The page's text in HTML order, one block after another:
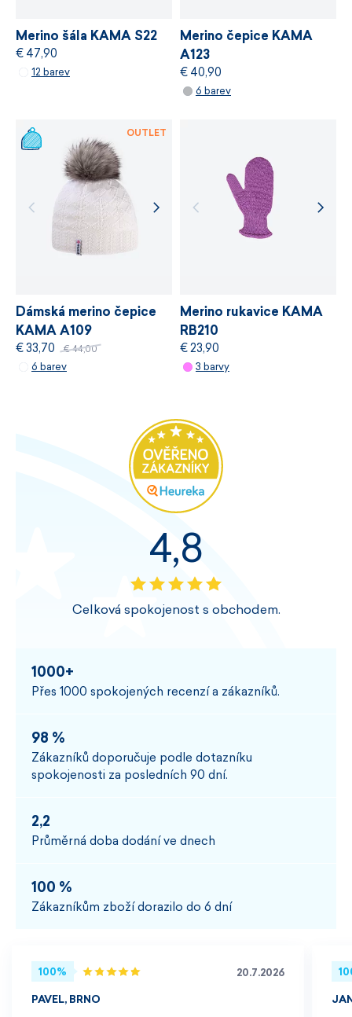
Jednobarevné prstové rukavice z jemné pleteniny.
Materiál Schoeller:
50 % merino vlna, 50 % akryl.
Dobře se přizpůsobují tvaru ruky.
Certifikace bluesign® APPROVED.
Snadná údržba.
Vyrobeno v České republice.
Velikosti S, M, L.
Merino šála KAMA S22
€ 47,90
12 barev
Merino čepice KAMA
A123
€ 40,90
6 barev
Dámská merino čepice
KAMA A109
€ 33,70 € 44,00
6 barev
OUTLET
Merino rukavice KAMA
RB210
€ 23,90
3 barvy
4,8
Celková spokojenost s obchodem.
1000+
Přes 1000 spokojených recenzí a zákazníků.
98 %
Zákazníků doporučuje podle dotazníku
spokojenosti za posledních 90 dní.
2,2
Průměrná doba dodání ve dnech
100 %
Zákazníkům zboží dorazilo do 6 dní
100% 20.7.2026
PAVEL, BRNO